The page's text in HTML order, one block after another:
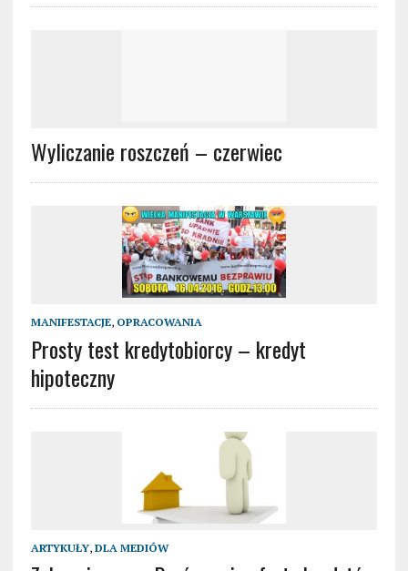
Wyliczanie roszczeń – czerwiec
MANIFESTACJE, OPRACOWANIA
Prosty test kredytobiorcy – kredyt
hipoteczny
ARTYKUŁY, DLA MEDIÓW